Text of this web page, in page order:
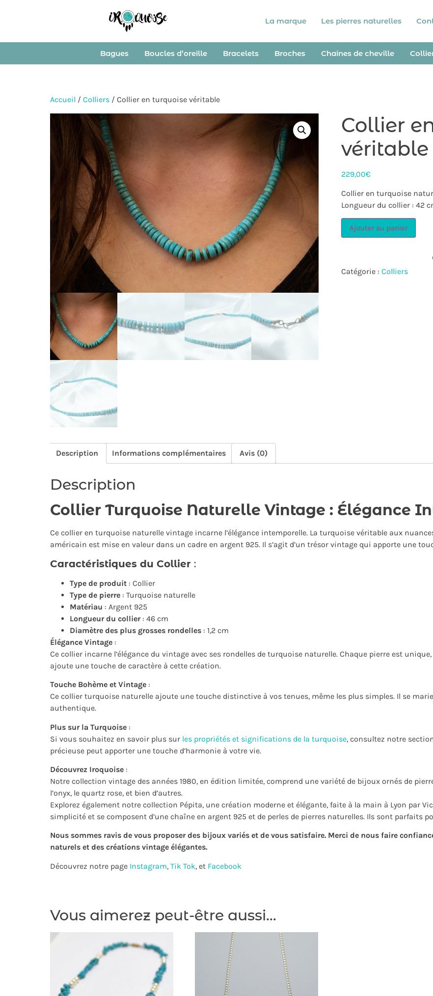
La marque Les pierres naturelles
Bagues Boucles d’oreille Bracelets Broches Chaines de cheville
Accueil / Colliers / Collier en turquoise véritable
Collier
véritable
229,00€
Collier en turquoise
Longueur du collier : 42
Ajouter au panier
Catégorie : Colliers
Description Informations complémentaires Avis (0)
Description
Collier Turquoise Naturelle Vintage : Élégance
Ce collier en turquoise naturelle vintage incarne l’élégance intemporelle. La turquoise véritable aux
américain est mise en valeur dans un cadre en argent 925. Il s’agit d’un trésor vintage qui apporte une
Caractéristiques du Collier :
Type de produit : Collier
Type de pierre : Turquoise naturelle
Matériau : Argent 925
Longueur du collier: 46 cm
Diamètre des plus grosses rondelles : 1,2 cm
Élégance Vintage :
Ce collier incarne l’élégance du vintage avec ses rondelles de turquoise naturelle. Chaque pierre est
ajoute une touche de caractère à cette création.
Touche Bohème et Vintage :
Ce collier turquoise naturelle ajoute une touche distinctive à vos tenues, même les plus simples. Il se
authentique.
Plus sur la Turquoise :
Si vous souhaitez en savoir plus sur les propriétés et significations de la turquoise, consultez notre
précieuse peut apporter une touche d’harmonie à votre vie.
Découvrez Iroquoise :
Notre collection vintage des années 1980, en édition limitée, comprend une variété de bijoux ornés de
l’onyx, le quartz rose, et bien d’autres.
Explorez également notre collection Pépita, une création moderne et élégante, faite à la main à Lyon par
simplicité et se composent d’une chaîne en argent 925 et de perles de pierres naturelles. Ils sont parfaits
Nous sommes ravis de vous proposer des bijoux variés et de vous satisfaire. Merci de nous faire
naturels et des créations vintage élégantes.
Découvrez notre page Instagram, Tik Tok, et Facebook
Vous aimerez peut-être aussi…